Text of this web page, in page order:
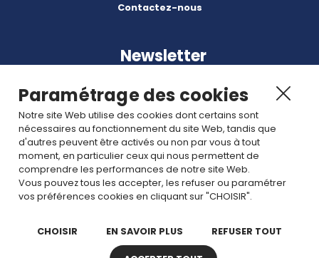
Contactez-nous
Newsletter
Abonnez-vous à nos dernières nouvelles et articles.
Rejoignez nous
Paramétrage des cookies
Notre site Web utilise des cookies dont certains sont
nécessaires au fonctionnement du site Web, tandis que
d'autres peuvent être activés ou non par vous à tout
moment, en particulier ceux qui nous permettent de
comprendre les performances de notre site Web.
Vous pouvez tous les accepter, les refuser ou paramétrer
vos préférences cookies en cliquant sur "CHOISIR".
CHOISIR EN SAVOIR PLUS REFUSER TOUT